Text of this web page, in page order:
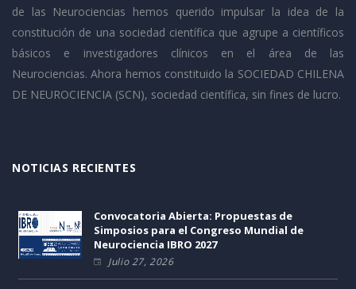
de las Neurociencias hemos querido impulsar la idea de la
constitución de una sociedad científica que agrupe a científicos
básicos e investigadores clínicos en el área de las
Neurociencias. Ahora hemos constituido la SOCIEDAD CHILENA
DE NEUROCIENCIA (SCN), sociedad científica, sin fines de lucro.
NOTICIAS RECIENTES
Convocatoria Abierta: Propuestas de
Simposios para el Congreso Mundial de
Neurociencia IBRO 2027
Julio 27, 2026